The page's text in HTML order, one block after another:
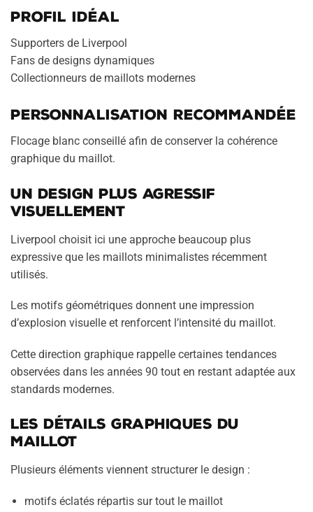
Profil idéal
Supporters de Liverpool
Fans de designs dynamiques
Collectionneurs de maillots modernes
Personnalisation recommandée
Flocage blanc conseillé afin de conserver la cohérence
graphique du maillot.
Un design plus agressif
visuellement
Liverpool choisit ici une approche beaucoup plus
expressive que les maillots minimalistes récemment
utilisés.
Les motifs géométriques donnent une impression
d’explosion visuelle et renforcent l’intensité du maillot.
Cette direction graphique rappelle certaines tendances
observées dans les années 90 tout en restant adaptée aux
standards modernes.
Les détails graphiques du
maillot
Plusieurs éléments viennent structurer le design :
motifs éclatés répartis sur tout le maillot